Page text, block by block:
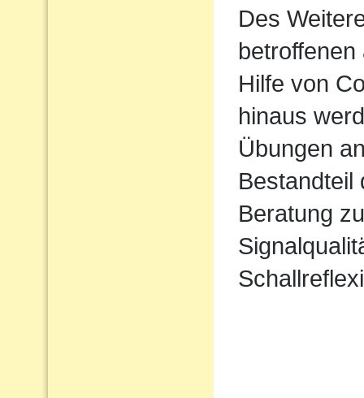
Des
betroffenen
Hilfe von
hinaus
Übungen
Bestandteil
Beratung